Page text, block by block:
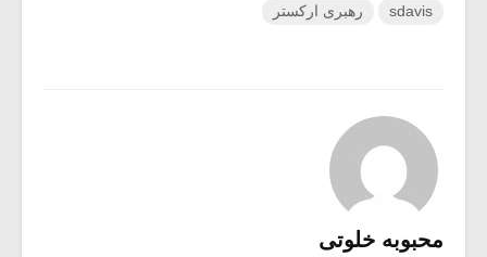
sdavis رهبری ارکستر
محبوبه خلوتی